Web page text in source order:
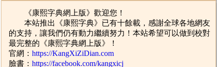
《康熙字典網上版》歡迎您！
本站推出《康熙字典》已有十餘載，感謝全球各地網友
的支持，讓我們仍有動力繼續努力！本站希望可以做到校對
最完整的《康熙字典網上版》！
官網：https://KangXiZiDian.com
臉書：https://facebook.com/kangxicj